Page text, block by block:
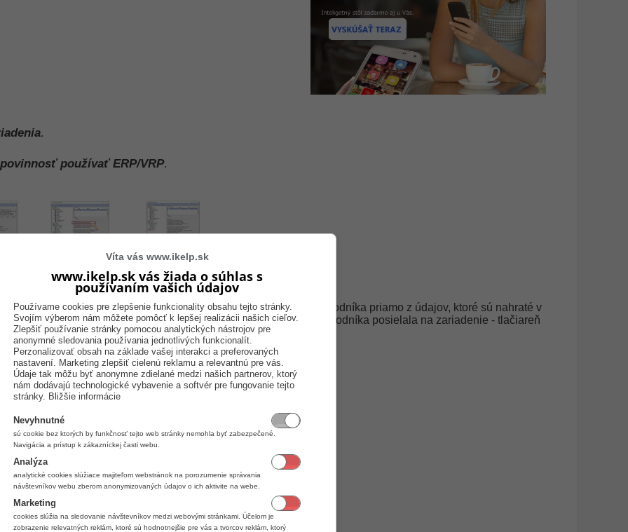
.
používať ERP/VRP.
výstupov. Nakoľko pri aktívnej eKase, je tlačená hlavička obchodníka priamo z údajov, ktoré sú nahraté v
Pri účtovaní bez akvívnej eKasy, je potrebné, aby údaje obchodníka posielala na zariadenie - tlačiareň
preto je potrebné toto nastavenie aktivovať.
doklad.
/ VRP
Víta vás www.ikelp.sk
www.ikelp.sk vás žiada o súhlas s
používaním vašich údajov
Používame cookies pre zlepšenie funkcionality obsahu tejto stránky.
Svojím výberom nám môžete pomôcť k lepšej realizácii našich cieľov.
Zlepšiť používanie stránky pomocou analytických nástrojov pre
anonymné sledovania používania jednotlivých funkcionalít.
Perzonalizovať obsah na základe vašej interakci a preferovaných
nastavení. Marketing zlepšiť cielenú reklamu a relevantnú pre vás.
Údaje tak môžu byť anonymne zdielané medzi našich partnerov, ktorý
nám dodávajú technologické vybavenie a softvér pre fungovanie tejto
stránky. Bližšie informácie
Nevyhnutné
sú cookie bez ktorých by funkčnosť tejto web stránky nemohla byť zabezpečené.
Navigácia a prístup k zákazníckej časti webu.
Analýza
analytické cookies slúžiace majiteľom webstránok na porozumenie správania
návštevníkov webu zberom anonymizovaných údajov o ich aktivite na webe.
Marketing
cookies slúžia na sledovanie návštevníkov medzi webovými stránkami. Účelom je
zobrazenie relevatných reklám, ktoré sú hodnotnejšie pre vás a tvorcov reklám, ktorý